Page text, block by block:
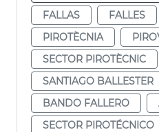
FALLAS
FALLES
PIROTÈCNIA
SECTOR PIROTÈCNIC
SANTIAGO BALLESTER
BANDO FALLERO
SECTOR PIROTÉCNICO